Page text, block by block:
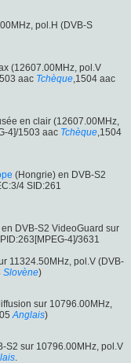
pol.H (DVB-S
(12607.00MHz, pol.V
aac Tchèque ,1504 aac
en clair (12607.00MHz,
4]/1503 aac Tchèque ,1504
(Hongrie) en DVB-S2
4 SID:261
DVB-S2 VideoGuard sur
4]/3631
11324.50MHz, pol.V (DVB-
Slovène)
sur 10796.00MHz,
Anglais)
S2 sur 10796.00MHz, pol.V